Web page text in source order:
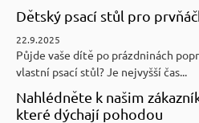
Dětský psací stůl pro
22.9.2025
Půjde vaše dítě po prázdninách
vlastní psací stůl? Je nejvyšší čas...
Nahlédněte k našim
které dýchají pohodou